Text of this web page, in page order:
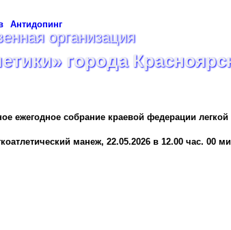
организация
города
Антидопинг
ежегодное собрание краевой федерации легкой
манеж, 22.05.2026 в 12.00 час. 00